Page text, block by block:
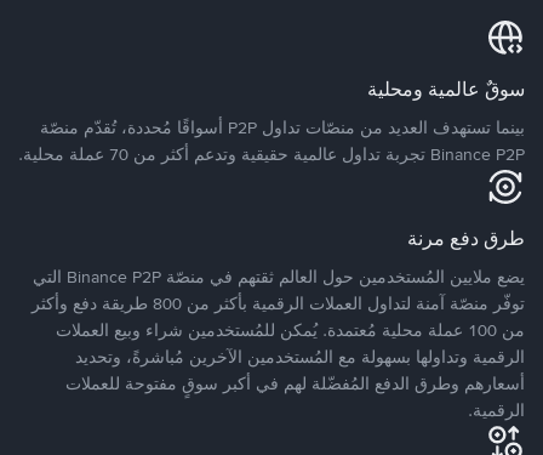
سوقٌ عالمية ومحلية
بينما تستهدف العديد من منصّات تداول P2P أسواقًا مُحددة، تُقدّم منصّة
Binance P2P تجربة تداول عالمية حقيقية وتدعم أكثر من 70 عملة محلية.
طرق دفع مرنة
يضع ملايين المُستخدمين حول العالم ثقتهم في منصّة Binance P2P التي
توفّر منصّة آمنة لتداول العملات الرقمية بأكثر من 800 طريقة دفع وأكثر
من 100 عملة محلية مُعتمدة. يُمكن للمُستخدمين شراء وبيع العملات
الرقمية وتداولها بسهولة مع المُستخدمين الآخرين مُباشرةً، وتحديد
أسعارهم وطرق الدفع المُفضّلة لهم في أكبر سوقٍ مفتوحة للعملات
الرقمية.